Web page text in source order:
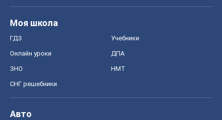
Моя школа
ГДЗ Учебники
Онлайн уроки ДПА
ЗНО НМТ
СНГ решебники
Авто